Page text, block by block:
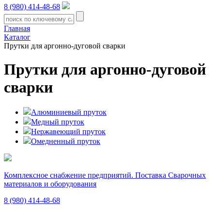
8 (980) 414-48-68
Главная
Каталог
Прутки для аргонно-дуговой сварки
Прутки для аргонно-дуговой
сварки
Алюминиевый пруток
Медный пруток
Нержавеющий пруток
Омедненный пруток
Комплексное снабжение предприятий. Поставка Сварочных
материалов и оборудования
8 (980) 414-48-68